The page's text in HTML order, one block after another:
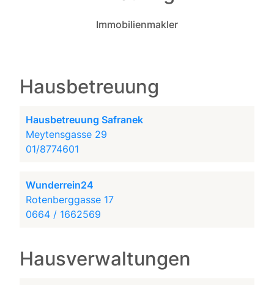
Immobilienmakler
Hausbetreuung
Hausbetreuung Safranek
Meytensgasse 29
01/8774601
Wunderrein24
Rotenberggasse 17
0664 / 1662569
Hausverwaltungen